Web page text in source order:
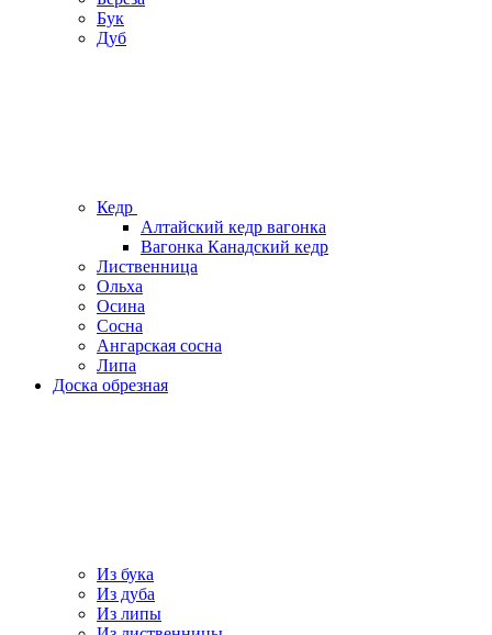
Бук
Дуб
Кедр
Алтайский кедр вагонка
Вагонка Канадский кедр
Лиственница
Ольха
Осина
Сосна
Ангарская сосна
Липа
Доска обрезная
Из бука
Из дуба
Из липы